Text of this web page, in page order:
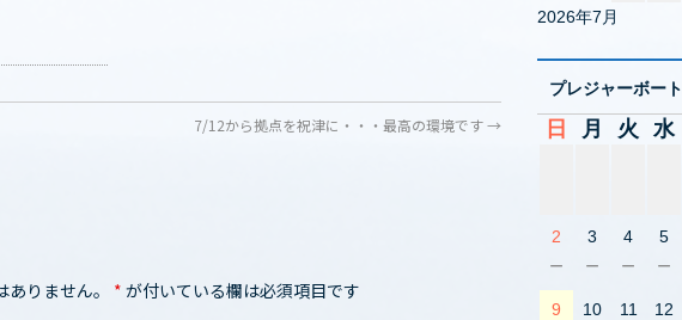
7/12から拠点を祝津に・・・最高の環境です→
りません。 * が付いている欄は必須項目です
2026年7月
プレジャーボート
日 月 火 水
2
－
3
－
4
－
5
－
9 10 11 12